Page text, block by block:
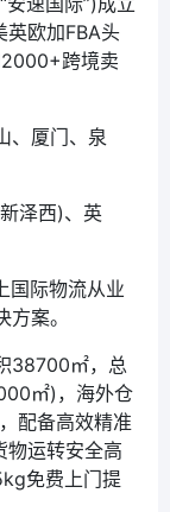
欧加FBA头
跨境卖
、厦门、泉
泽西)、英
国际物流从业
案。
38700㎡，总
㎡)，海外仓
配备高效精准
物运转安全高
免费上门提